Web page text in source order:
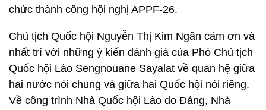
chức thành công hội nghị APPF-26.
Chủ tịch Quốc hội Nguyễn Thị Kim Ngân cảm ơn và
nhất trí với những ý kiến đánh giá của Phó Chủ tịch
Quốc hội Lào Sengnouane Sayalat về quan hệ giữa
hai nước nói chung và giữa hai Quốc hội nói riêng.
Về công trình Nhà Quốc hội Lào do Đảng, Nhà